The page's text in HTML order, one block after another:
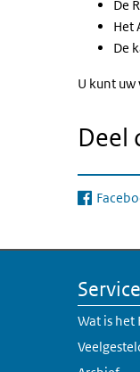
De
Het
De
U kunt uw
Deel
(externe
Service
Wat is het